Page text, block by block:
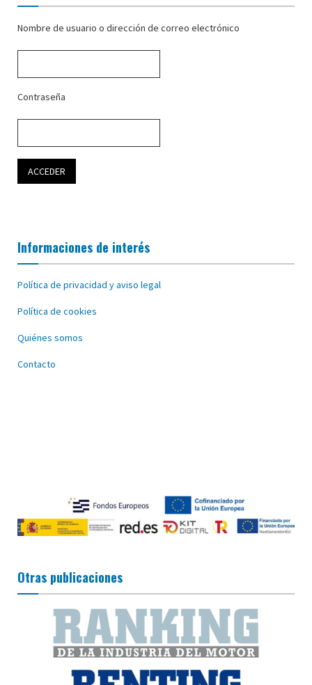
Nombre de usuario o dirección de correo electrónico
Contraseña
Informaciones de interés
Política de privacidad y aviso legal
Política de cookies
Quiénes somos
Contacto
Otras publicaciones